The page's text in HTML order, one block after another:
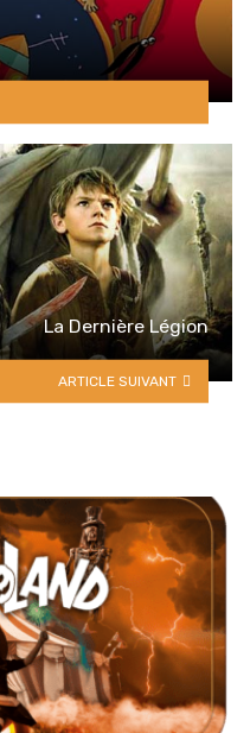
La Dernière Légion
ARTICLE SUIVANT